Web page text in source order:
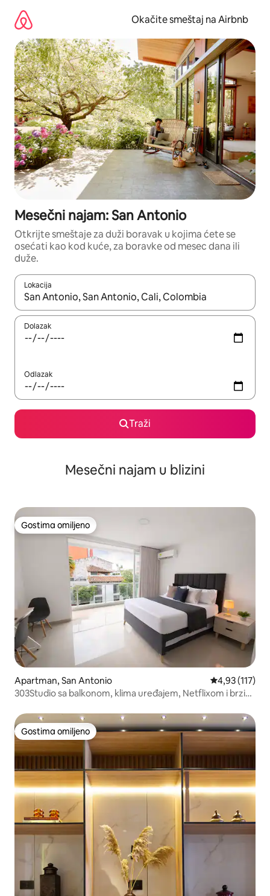
sadržaj
Okačite smeštaj na Airbnb
Mesečni najam: San Antonio
Otkrijte smeštaje za duži boravak u kojima ćete se
osećati kao kod kuće, za boravke od mesec dana ili
duže.
Lokacija
Kad su rezultati dostupni, možete da se krećete kroz njih
Dolazak
Odlazak
Traži
Mesečni najam u blizini
Gostima omiljeno
Gostima omiljeno
Apartman, San Antonio Prosečna
4,93 (117)
303Studio sa balkonom, klima uređajem, Netflixom i brzim
Gostima omiljeno
Gostima omiljeno